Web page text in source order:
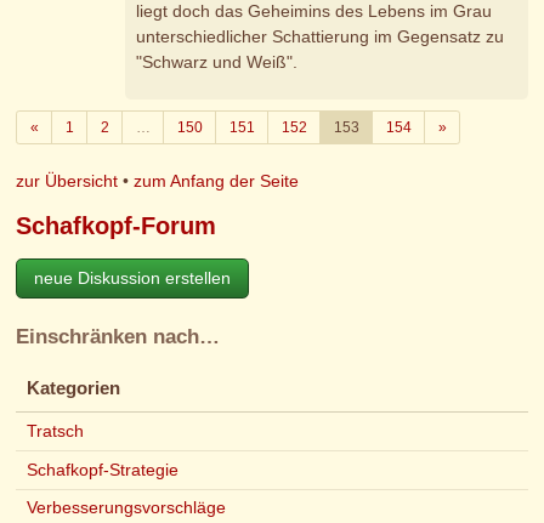
liegt doch das Geheimins des Lebens im Grau
unterschiedlicher Schattierung im Gegensatz zu
"Schwarz und Weiß".
«Zurück
1 2 … 150 151 152 153 154 »Weiter
zur Übersicht •zum Anfang der Seite
Schafkopf-Forum
neue Diskussion erstellen
Einschränken nach…
Kategorien
Tratsch
Schafkopf-Strategie
Verbesserungsvorschläge